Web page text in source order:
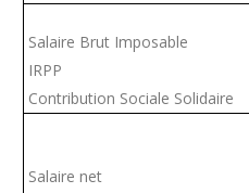
Salaire Brut Imposable
IRPP
Contribution Sociale Solidaire
Salaire net